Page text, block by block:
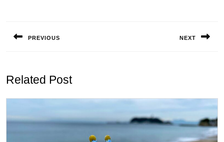
ナ
ゲ
ー
シ
ョ
PREVIOUS NEXT
Related Post